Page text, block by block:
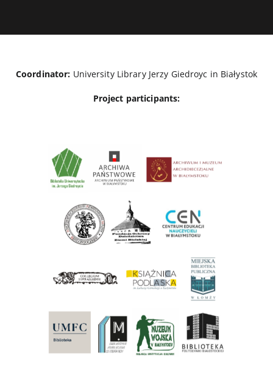
Coordinator: University Library Jerzy Giedroyc in Białystok
Project participants: